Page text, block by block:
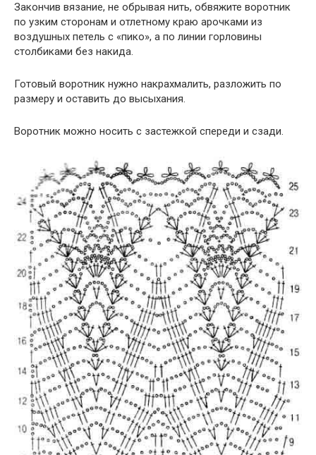
Закончив вязание, не обрывая нить, обвяжите воротник
по узким сторонам и отлетному краю арочками из
воздушных петель с «пико», а по линии горловины
столбиками без накида.
Готовый воротник нужно накрахмалить, разложить по
размеру и оставить до высыхания.
Воротник можно носить с застежкой спереди и сзади.